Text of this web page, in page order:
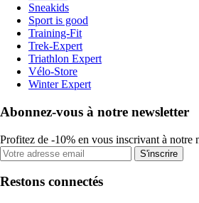
Sneakids
Sport is good
Training-Fit
Trek-Expert
Triathlon Expert
Vélo-Store
Winter Expert
Abonnez-vous à notre newsletter
Profitez de -10% en vous inscrivant à notre
S'inscrire
Restons connectés